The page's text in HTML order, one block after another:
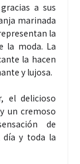
a sus
marinada
la
la moda. La
la hacen
y lujosa.
el delicioso
un cremoso
de
día y toda la